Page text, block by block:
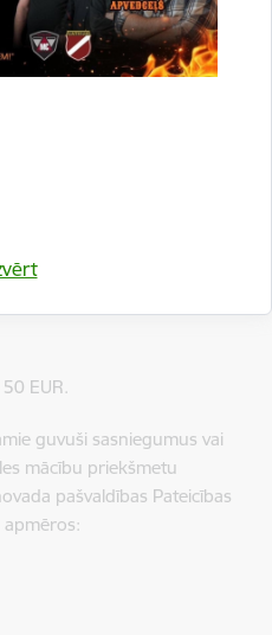
konferencēm, izvērtēšanas
EUR.
guvuši sasniegumus vai
mācību priekšmetu
pašvaldības Pateicības